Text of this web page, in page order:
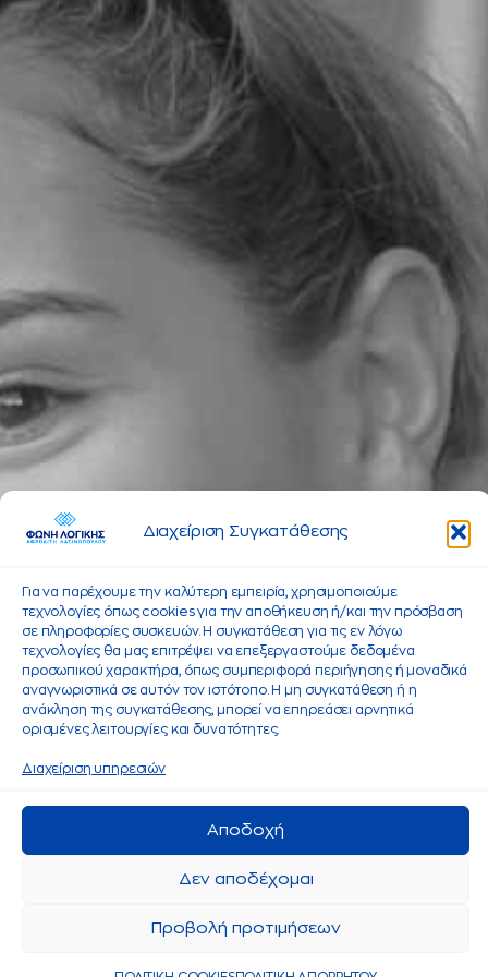
Διαχείριση Συγκατάθεσης
Για να παρέχουμε την καλύτερη εμπειρία, χρησιμοποιούμε
τεχνολογίες όπως cookies για την αποθήκευση ή/και την πρόσβαση
σε πληροφορίες συσκευών. Η συγκατάθεση για τις εν λόγω
τεχνολογίες θα μας επιτρέψει να επεξεργαστούμε δεδομένα
προσωπικού χαρακτήρα, όπως συμπεριφορά περιήγησης ή μοναδικά
αναγνωριστικά σε αυτόν τον ιστότοπο. Η μη συγκατάθεση ή η
ανάκληση της συγκατάθεσης, μπορεί να επηρεάσει αρνητικά
ορισμένες λειτουργίες και δυνατότητες.
Διαχείριση υπηρεσιών
Αποδοχή
Δεν αποδέχομαι
Προβολή προτιμήσεων